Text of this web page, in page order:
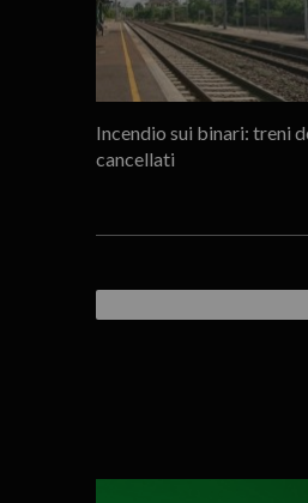
Incendio sui binari: treni
cancellati